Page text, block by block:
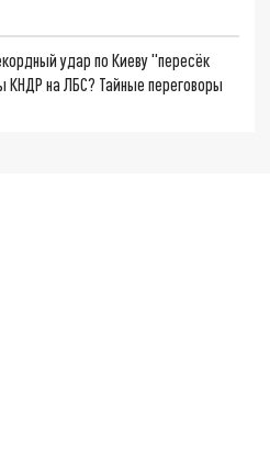
удар по Киеву "пересёк
КНДР на ЛБС? Тайные переговоры